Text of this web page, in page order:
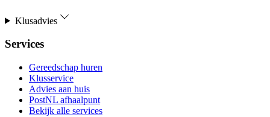
Klusadvies
Services
Gereedschap huren
Klusservice
Advies aan huis
PostNL afhaalpunt
Bekijk alle services